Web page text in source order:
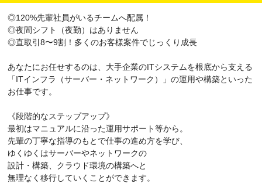
◎120%先輩社員がいるチームへ配属！
◎夜間シフト（夜勤）はありません
◎直取引8〜9割！多くのお客様案件でじっくり成長
あなたにお任せするのは、大手企業のITシステムを根底から支える
「ITインフラ（サーバー・ネットワーク）」の運用や構築といった
お仕事です。
《段階的なステップアップ》
最初はマニュアルに沿った運用サポート等から。
先輩の丁寧な指導のもとで仕事の進め方を学び、
ゆくゆくはサーバーやネットワークの
設計・構築、クラウド環境の構築へと
無理なく移行していくことができます。